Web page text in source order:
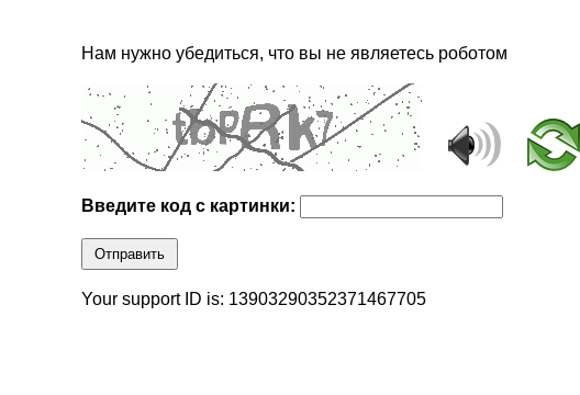
Нам нужно убедиться, что вы не являетесь роботом
Введите код с картинки:
Отправить
Your support ID is: 13903290352371467705